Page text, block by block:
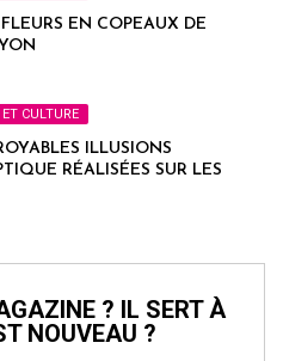
EN COPEAUX DE
CULTURE
ILLUSIONS
RÉALISÉES SUR LES
? IL SERT À
NOUVEAU ?